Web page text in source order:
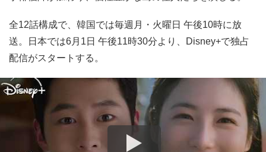
全12話構成で、韓国では毎週月・火曜日 午後10時に放
送。日本では6月1日 午後11時30分より、Disney+で独占
配信がスタートする。